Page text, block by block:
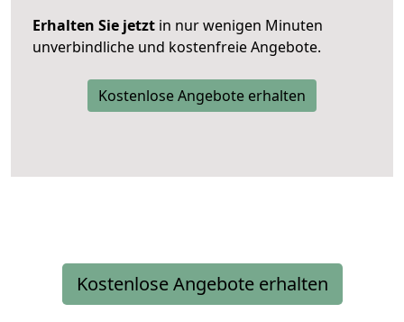
Erhalten Sie jetzt in nur wenigen Minuten
unverbindliche und kostenfreie Angebote.
Kostenlose Angebote erhalten
Kostenlose Angebote erhalten